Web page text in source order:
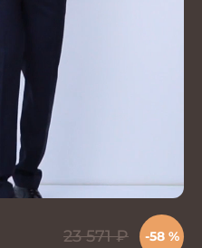
23 571₽ -58 %